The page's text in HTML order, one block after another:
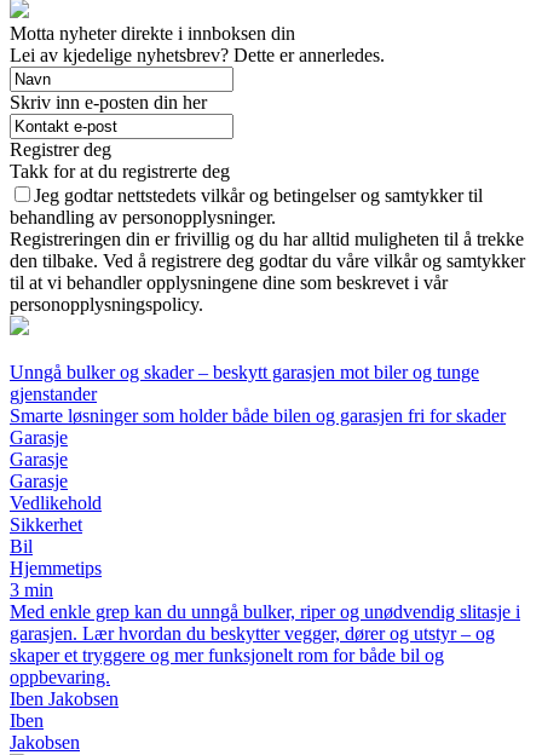
Motta nyheter direkte i innboksen din
Lei av kjedelige nyhetsbrev? Dette er annerledes.
Skriv inn e-posten din her
Registrer deg
Takk for at du registrerte deg
Jeg godtar nettstedets vilkår og betingelser og samtykker til
behandling av personopplysninger.
Registreringen din er frivillig og du har alltid muligheten til å trekke
den tilbake. Ved å registrere deg godtar du våre vilkår og samtykker
til at vi behandler opplysningene dine som beskrevet i vår
personopplysningspolicy.
Unngå bulker og skader – beskytt garasjen mot biler og tunge
gjenstander
Smarte løsninger som holder både bilen og garasjen fri for skader
Garasje
Garasje
Garasje
Vedlikehold
Sikkerhet
Bil
Hjemmetips
3 min
Med enkle grep kan du unngå bulker, riper og unødvendig slitasje i
garasjen. Lær hvordan du beskytter vegger, dører og utstyr – og
skaper et tryggere og mer funksjonelt rom for både bil og
oppbevaring.
Iben Jakobsen
Iben
Jakobsen